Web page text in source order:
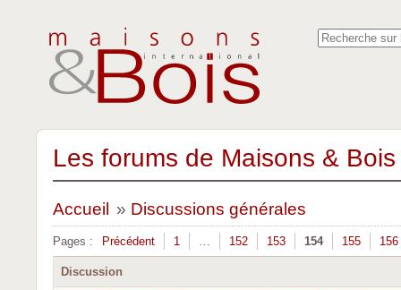
Les forums de Maisons &
Accueil » Discussions générales
Pages : Précédent 1 … 152 153 154 155 156
Discussion